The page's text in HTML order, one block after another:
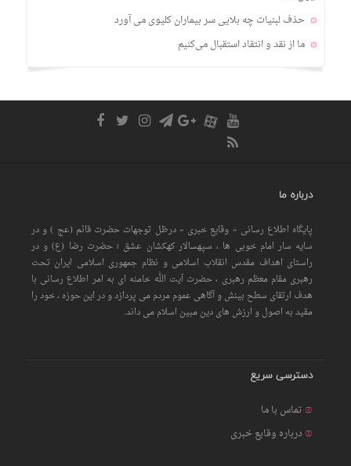
حذف لبنیات چه بلایی سر بیماران کلیوی می آورد
ما از نقد و انتقاد استقبال می‌کنیم
درباره ما
پایگاه اطلاع رسانی « وقایع خبری » درظل توجهات حضرت قائم (عج ) و در
سایه سار امام خوبی ها ، سپهسالار کهکشان عشق ؛ حضرت رضا (ع) و در
راستای اهداف مقدس انقلاب اسلامی و نظام جمهوری اسلامی ایران تحت
رهبری مقام معظم رهبری ، حضرت آیت الله خامنه ای به امر اطلاع رسانی با
هدف ارتقای سطح بینش و آگاهی عموم مردم می پردازد و در این حوزه ، خود را
مقید به اصول و ارزش های دین مبین اسلام می داند.
دسترسی سریع
تماس با ما
درباره وقایع خبری